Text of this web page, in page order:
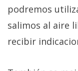
podremos
salimos al aire
recibir